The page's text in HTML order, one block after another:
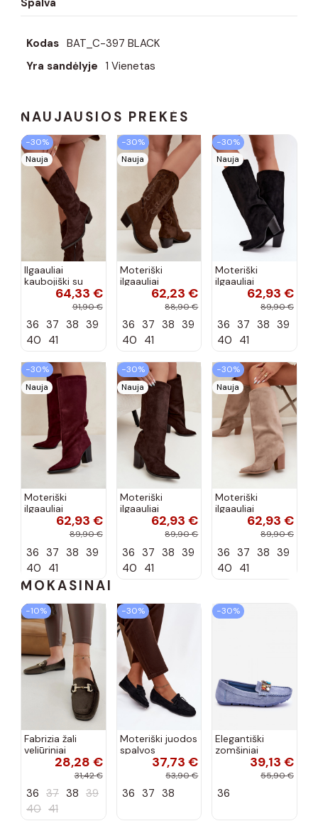
Kodas BAT_C-397 BLACK
Yra sandėlyje 1 Vienetas
NAUJAUSIOS PREKĖS
−30%
Nauja
Ilgaauliai
kaubojiški su
kulniukais64,33 €
91,90 €
36 37 38 39
40 41
−30%
Nauja
Moteriški
ilgaauliai
kaubojiški su
spalvos Betina
62,23 €
88,90 €
36 37 38 39
40 41
−30%
Nauja
Moteriški
ilgaauliai
įsispiriami su
kulniukais iš
zomšos juodos
spalvos Carmina
62,93 €
89,90 €
36 37 38 39
40 41
−30%
Nauja
Moteriški
ilgaauliai
įsispiriami su
kulniukais iš
zomšos bordo
spalvos Carmina
62,93 €
89,90 €
36 37 38 39
40 41
−30%
Nauja
Moteriški
ilgaauliai
įsispiriami su
kulniukais iš
zomšos
šokolado
62,93 €
89,90 €
36 37 38 39
40 41
−30%
Nauja
Moteriški
ilgaauliai
įsispiriami su
kulniukais iš
zomšos smėlio
spalvos Carmina
62,93 €
89,90 €
36 37 38 39
40 41
MOKASINAI
−10%
Fabrizia žali
veliūriniai
mokasynai su
28,28 €
31,42 €
36 37 38 39
40 41
−30%
Moteriški juodos
spalvos
mokasinai su
kutais Janelisse
37,73 €
53,90 €
36 37 38
−30%
Elegantiški
zomšiniai
mokasinai su
spindinčiomis
mėlynos spalvos
39,13 €
55,90 €
36